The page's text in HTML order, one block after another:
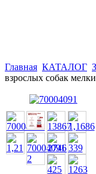
Главная КАТАЛОГ
взрослых собак